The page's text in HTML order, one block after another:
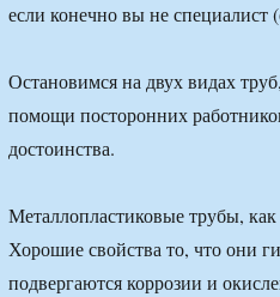
если конечно вы не специалист
Остановимся на двух видах
помощи посторонних
достоинства.
Металлопластиковые трубы,
Хорошие свойства то, что они
подвергаются коррозии и